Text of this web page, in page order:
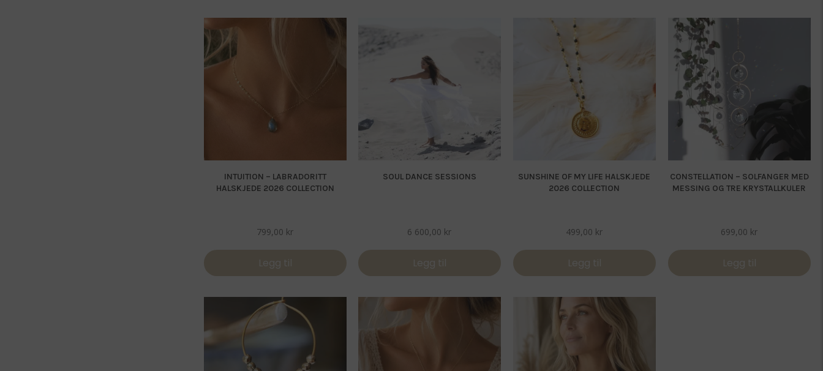
INTUITION – LABRADORITT
HALSKJEDE 2026 COLLECTION
799,00 kr
Legg til
SOUL DANCE SESSIONS
6 600,00 kr
Legg til
SUNSHINE OF MY LIFE HALSKJEDE
2026 COLLECTION
499,00 kr
Legg til
CONSTELLATION – SOLFANGER MED
MESSING OG TRE KRYSTALLKULER
699,00 kr
Legg til